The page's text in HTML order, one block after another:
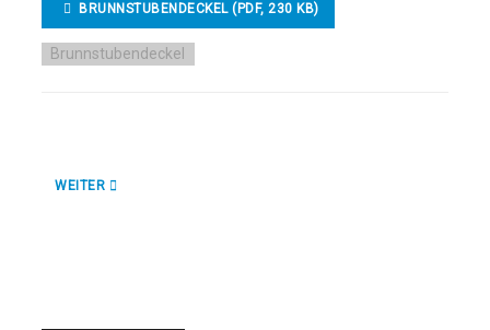
BRUNNSTUBENDECKEL (PDF, 230 KB)
Brunnstubendeckel
NÄCHSTER BEITRAG: SPEZIALANFERTIGUNGEN
WEITER